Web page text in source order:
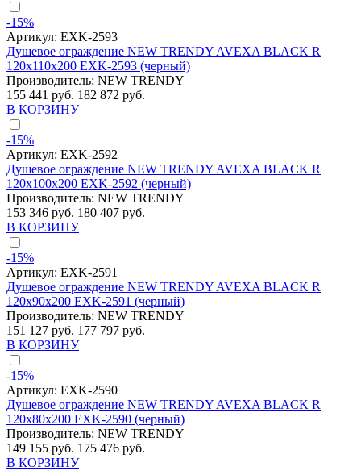
-15%
Артикул: EXK-2593
Душевое ограждение NEW TRENDY AVEXA BLACK R
120x110x200 EXK-2593 (черный)
Производитель: NEW TRENDY
155 441 руб. 182 872 руб.
В КОРЗИНУ
-15%
Артикул: EXK-2592
Душевое ограждение NEW TRENDY AVEXA BLACK R
120x100x200 EXK-2592 (черный)
Производитель: NEW TRENDY
153 346 руб. 180 407 руб.
В КОРЗИНУ
-15%
Артикул: EXK-2591
Душевое ограждение NEW TRENDY AVEXA BLACK R
120x90x200 EXK-2591 (черный)
Производитель: NEW TRENDY
151 127 руб. 177 797 руб.
В КОРЗИНУ
-15%
Артикул: EXK-2590
Душевое ограждение NEW TRENDY AVEXA BLACK R
120x80x200 EXK-2590 (черный)
Производитель: NEW TRENDY
149 155 руб. 175 476 руб.
В КОРЗИНУ